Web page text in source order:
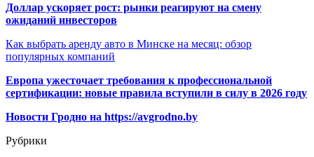
Доллар ускоряет рост: рынки реагируют на смену
ожиданий инвесторов
Как выбрать аренду авто в Минске на месяц: обзор
популярных компаний
Европа ужесточает требования к профессиональной
сертификации: новые правила вступили в силу в 2026 году
Новости Гродно на https://avgrodno.by
Рубрики